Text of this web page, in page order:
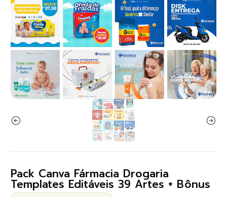
Pack Canva Fármacia Drogaria
Templates Editáveis 39 Artes + Bônus